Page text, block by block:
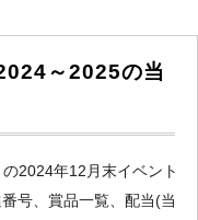
～2025の当
2024年12月末イベント
号、賞品一覧、配当(当